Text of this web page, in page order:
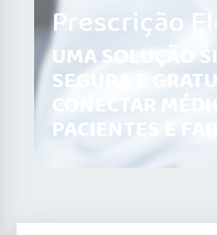
Prescrição
UMA SOLUÇÃO
SEGURA E
CONECTAR
PACIENTES E